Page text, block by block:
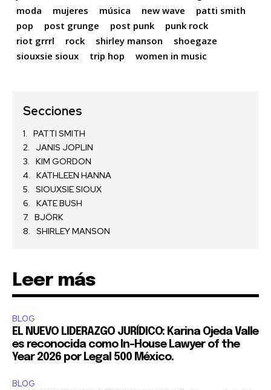
moda
mujeres música new wave
patti smith
pop
post grunge post punk
punk rock
riot grrrl
rock shirley manson
shoegaze
siouxsie sioux
trip hop women in music
Secciones
PATTI SMITH
JANIS JOPLIN
KIM GORDON
KATHLEEN HANNA
SIOUXSIE SIOUX
KATE BUSH
BJÖRK
SHIRLEY MANSON
Leer más
BLOG
EL NUEVO LIDERAZGO JURÍDICO: Karina Ojeda Valle
es reconocida como In-House Lawyer of the
Year 2026 por Legal 500 México.
BLOG